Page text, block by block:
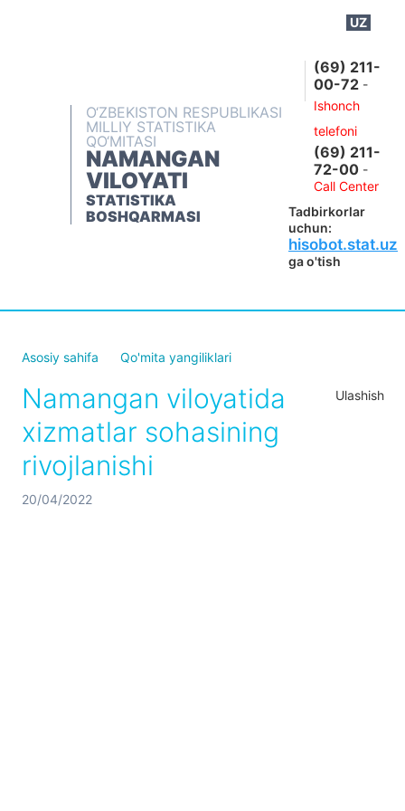
UZ
O‘ZBEKISTON RESPUBLIKASI
MILLIY STATISTIKA
QO‘MITASI
NAMANGAN
VILOYATI
STATISTIKA
BOSHQARMASI
(69) 211-
00-72 -
Ishonch
telefoni
(69) 211-
72-00 -
Call Center
Tadbirkorlar
uchun:
hisobot.stat.uz
ga o'tish
NASHRLAR
INTERAKTIV XIZMATLAR
MATBUOT XIZMATI
MUROJAATLAR
Asosiy sahifa Qo'mita yangiliklari
Ulashish
Namangan viloyatida
xizmatlar sohasining
rivojlanishi
20/04/2022